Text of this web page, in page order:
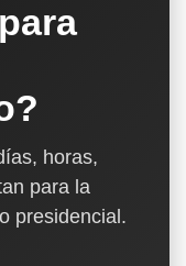
horas,
para la
presidencial.